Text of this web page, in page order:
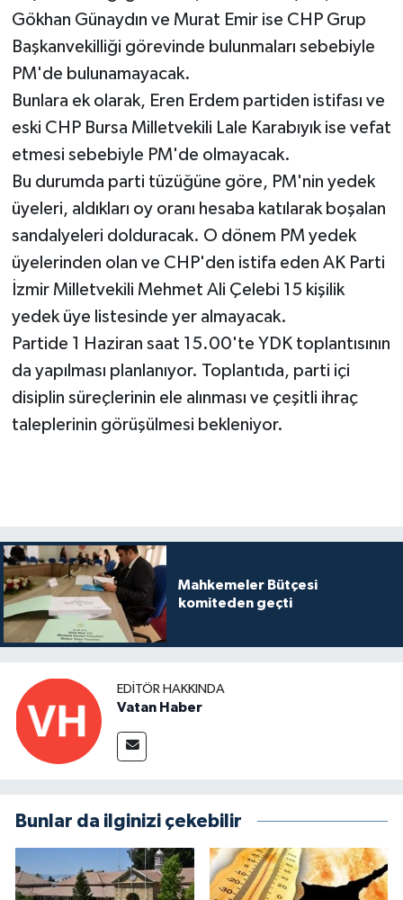
Gökhan Günaydın ve Murat Emir ise CHP Grup
Başkanvekilliği görevinde bulunmaları sebebiyle
PM'de bulunamayacak.
Bunlara ek olarak, Eren Erdem partiden istifası ve
eski CHP Bursa Milletvekili Lale Karabıyık ise vefat
etmesi sebebiyle PM'de olmayacak.
Bu durumda parti tüzüğüne göre, PM'nin yedek
üyeleri, aldıkları oy oranı hesaba katılarak boşalan
sandalyeleri dolduracak. O dönem PM yedek
üyelerinden olan ve CHP'den istifa eden AK Parti
İzmir Milletvekili Mehmet Ali Çelebi 15 kişilik
yedek üye listesinde yer almayacak.
Partide 1 Haziran saat 15.00'te YDK toplantısının
da yapılması planlanıyor. Toplantıda, parti içi
disiplin süreçlerinin ele alınması ve çeşitli ihraç
taleplerinin görüşülmesi bekleniyor.
Mahkemeler Bütçesi
komiteden geçti
EDITÖR HAKKINDA
Vatan Haber
Bunlar da ilginizi çekebilir